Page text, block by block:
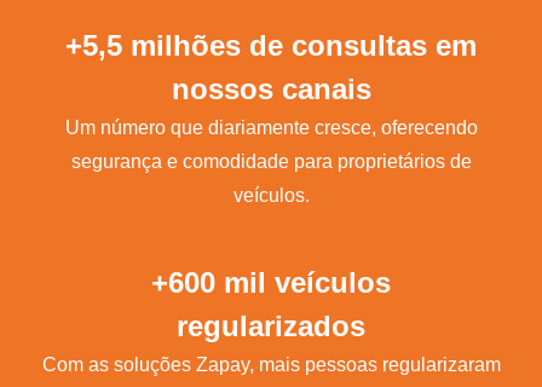
+5,5 milhões de consultas em
nossos canais
Um número que diariamente cresce, oferecendo
segurança e comodidade para proprietários de
veículos.
+600 mil veículos
regularizados
Com as soluções Zapay, mais pessoas regularizaram